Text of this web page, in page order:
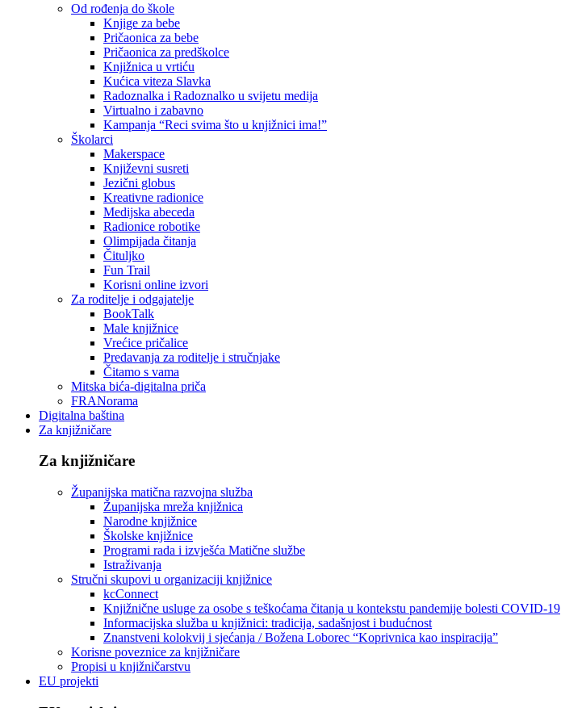
Od rođenja do škole
Knjige za bebe
Pričaonica za bebe
Pričaonica za predškolce
Knjižnica u vrtiću
Kućica viteza Slavka
Radoznalka i Radoznalko u svijetu medija
Virtualno i zabavno
Kampanja “Reci svima što u knjižnici ima!”
Školarci
Makerspace
Književni susreti
Jezični globus
Kreativne radionice
Medijska abeceda
Radionice robotike
Olimpijada čitanja
Čituljko
Fun Trail
Korisni online izvori
Za roditelje i odgajatelje
BookTalk
Male knjižnice
Vrećice pričalice
Predavanja za roditelje i stručnjake
Čitamo s vama
Mitska bića-digitalna priča
FRANorama
Digitalna baština
Za knjižničare
Za knjižničare
Županijska matična razvojna služba
Županijska mreža knjižnica
Narodne knjižnice
Školske knjižnice
Programi rada i izvješća Matične službe
Istraživanja
Stručni skupovi u organizaciji knjižnice
kcConnect
Knjižnične usluge za osobe s teškoćama čitanja u kontekstu pandemije bolesti COVID-19
Informacijska služba u knjižnici: tradicija, sadašnjost i budućnost
Znanstveni kolokvij i sjećanja / Božena Loborec “Koprivnica kao inspiracija”
Korisne poveznice za knjižničare
Propisi u knjižničarstvu
EU projekti